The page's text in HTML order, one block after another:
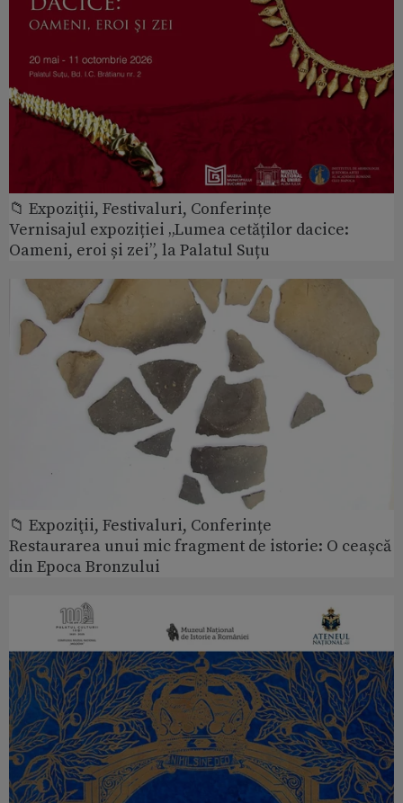
📁 Expoziţii, Festivaluri, Conferințe
Vernisajul expoziției „Lumea cetăților dacice:
Oameni, eroi și zei”, la Palatul Suțu
📁 Expoziţii, Festivaluri, Conferințe
Restaurarea unui mic fragment de istorie: O ceașcă
din Epoca Bronzului